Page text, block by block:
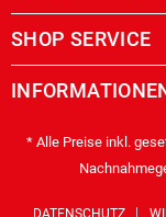
SHOP SERVICE
* Alle Preise inkl.
DATENSCHUTZ